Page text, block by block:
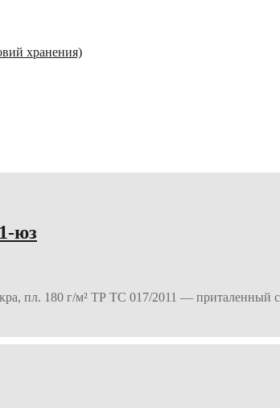
хранения)
юз
пл. 180 г/м² ТР ТС 017/2011 —